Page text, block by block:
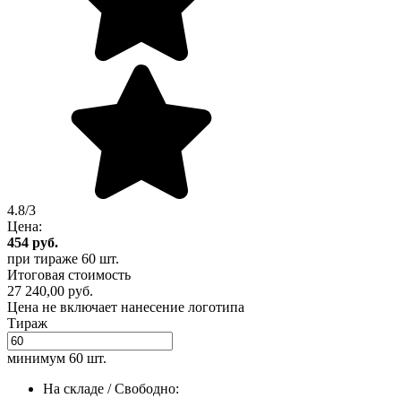
4.8/3
Цена:
454 руб.
при тираже 60 шт.
Итоговая стоимость
27 240,00 руб.
Цена не включает нанесение логотипа
Тираж
минимум 60 шт.
На складе / Свободно: